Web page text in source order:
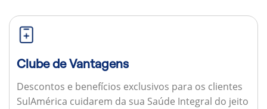
Clube de Vantagens
Descontos e benefícios exclusivos para os clientes
SulAmérica cuidarem da sua Saúde Integral do jeito